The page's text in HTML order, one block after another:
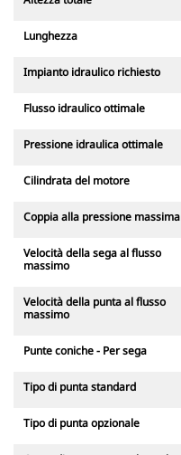
Lunghezza
Impianto idraulico richiesto
Flusso idraulico ottimale
Pressione idraulica ottimale
Cilindrata del motore
Coppia alla pressione massima
Velocità della sega al flusso
massimo
Velocità della punta al flusso
massimo
Punte coniche - Per sega
Tipo di punta standard
Tipo di punta opzionale